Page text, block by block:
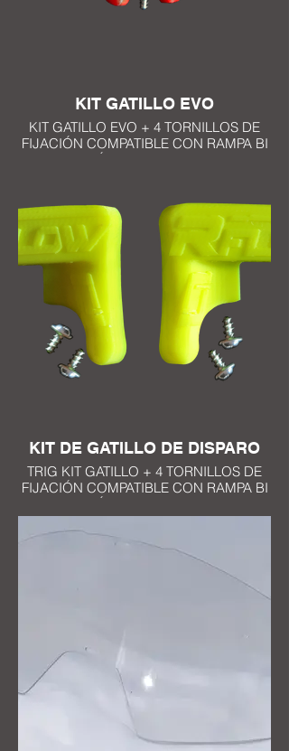
KIT GATILLO EVO
KIT GATILLO EVO + 4 TORNILLOS DE
FIJACIÓN COMPATIBLE CON RAMPA BI
POSICIÓN DISPONIBLE EN 10
FLUOR, AZUL TURQUESA, AMARILLO,
GRIS
KIT DE GATILLO DE DISPARO
TRIG KIT GATILLO + 4 TORNILLOS DE
FIJACIÓN COMPATIBLE CON RAMPA BI
POSICIÓN DISPONIBLE EN 10
COLORES NEGRO, AZUL, BLANCO,
ROJO, ROSA, NARANJA, AMARILLO
FLUOR, AZUL TURQUESA, AMARILLO,